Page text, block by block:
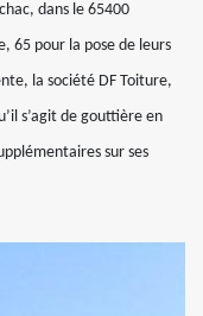
dans le 65400
65 pour la pose de leurs
la société DF Toiture,
s’agit de gouttière en
sur ses